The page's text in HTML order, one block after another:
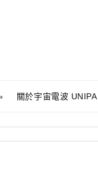
關於宇宙電波 UNIPA